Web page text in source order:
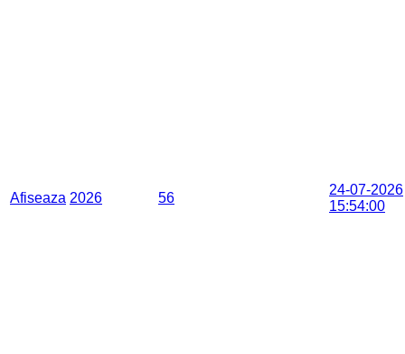
Afiseaza 2026 56
24-07-2026
15:54:00